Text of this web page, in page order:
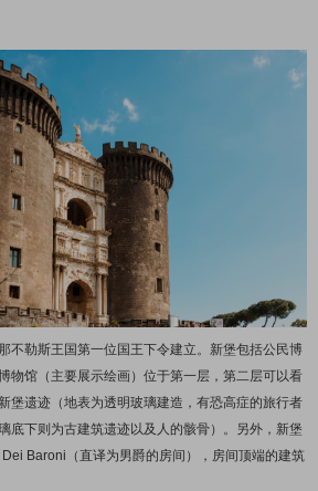
不勒斯王国第一位国王下令建立。新堡包括公民博
物馆（主要展示绘画）位于第一层，第二层可以看
堡遗迹（地表为透明玻璃建造，有恐高症的旅行者
底下则为古建筑遗迹以及人的骸骨）。另外，新堡
Baroni（直译为男爵的房间），房间顶端的建筑